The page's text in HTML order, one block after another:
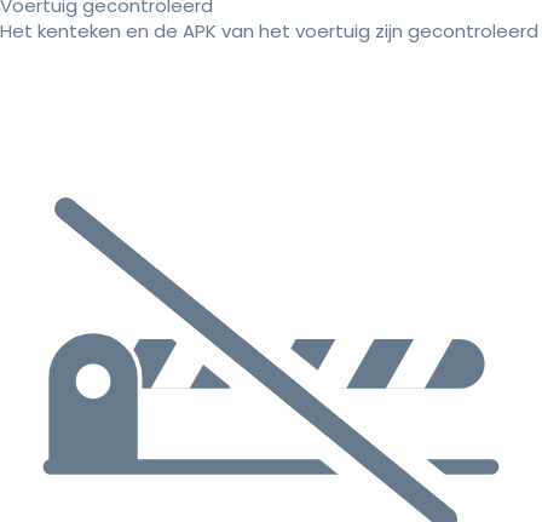
Voertuig gecontroleerd
Het kenteken en de APK van het voertuig zijn gecontroleerd